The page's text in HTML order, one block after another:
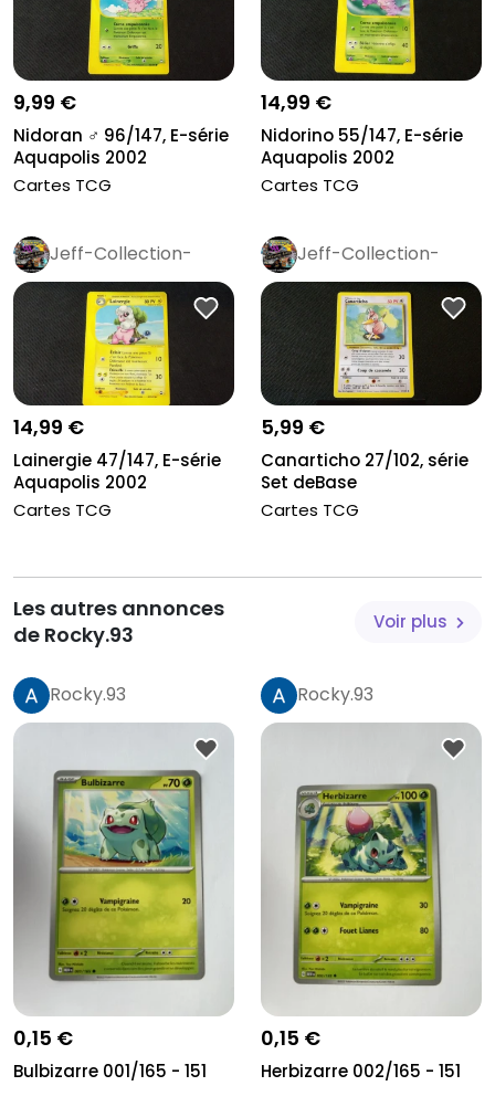
9,99 €
Nidoran ♂ 96/147, E-série
Aquapolis 2002
Cartes TCG
14,99 €
Nidorino 55/147, E-série
Aquapolis 2002
Cartes TCG
Jeff-Collection-
Rétro Pro
14,99 €
Lainergie 47/147, E-série
Aquapolis 2002
Cartes TCG
Jeff-Collection-
Rétro Pro
5,99 €
Canarticho 27/102, série
Set deBase
Cartes TCG
Les autres annonces
de Rocky.93
Voir plus
Rocky.93
0,15 €
Bulbizarre 001/165 - 151
Rocky.93
0,15 €
Herbizarre 002/165 - 151